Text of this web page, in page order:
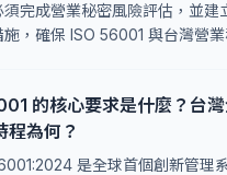
須完成營業秘密風險評估，並建
施，確保 ISO 56001 與台灣營業
的核心要求是什麼？台
程為何？
是全球首個創新管理